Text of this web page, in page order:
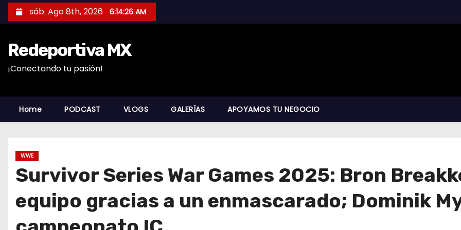
a
c
sáb. Ago 8th, 2026 6:14:27 AM
Redeportiva MX
¡Conectando tu pasión!
Home PODCAST VLOGS GALERÍAS APOYAMOS TU NEGOCIO
WWE
Survivor Series War Games 2025: Bron
equipo gracias a un enmascarado; Dominik